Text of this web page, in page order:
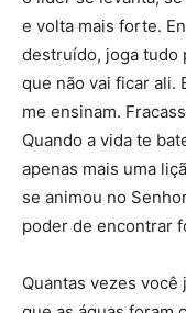
e volta mais forte.
destruído, joga tudo
que não vai ficar ali.
me ensinam.
Quando a vida te
apenas mais uma
se animou no
poder de encontrar
Quantas vezes